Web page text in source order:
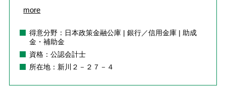
more
得意分野：日本政策金融公庫 | 銀行／信用金庫 | 助成
金・補助金
資格：公認会計士
所在地：新川２－２７－４